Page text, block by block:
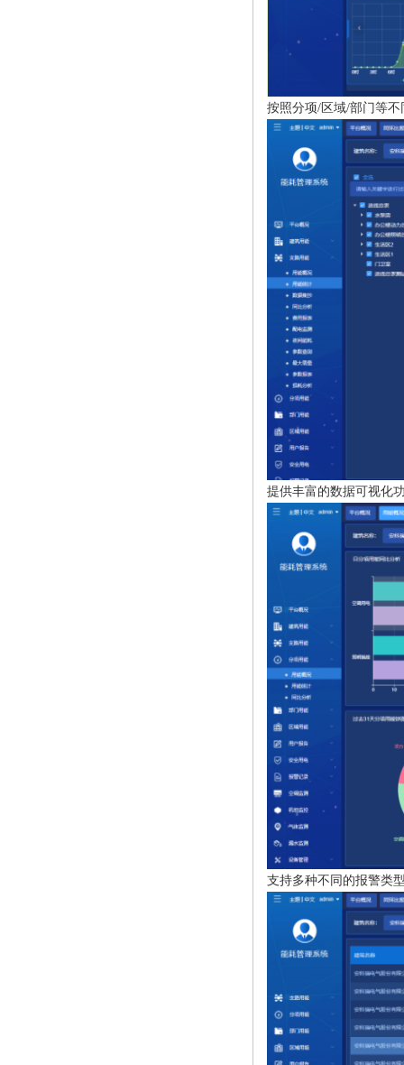
按照分项/区域/部门等
提供丰富的数据可视化
支持多种不同的报警类